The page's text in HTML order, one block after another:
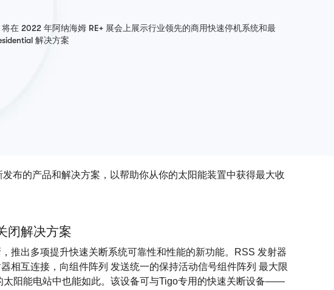
布的产品和解决方案，以帮助你从你的太阳能装置中获得最大收
闭解决方案
推出多项提升快速关断系统可靠性和性能的新功能。RSS 发射器
相互连接，向组件阵列 发送统一的保持活动信号组件阵列 最大限
太阳能电站中也能如此。该设备可与Tigo专用的快速关断设备——